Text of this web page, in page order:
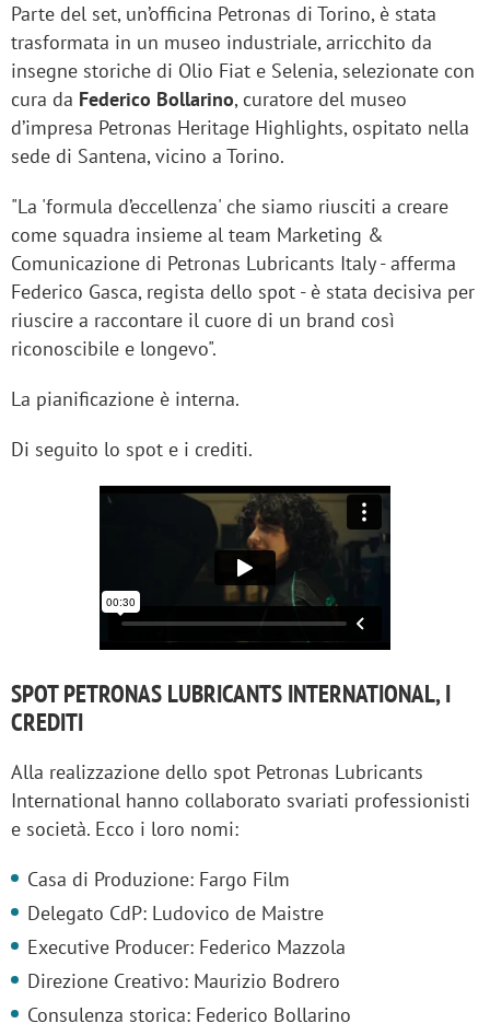
Parte del set, un’officina Petronas di Torino, è stata
trasformata in un museo industriale, arricchito da
insegne storiche di Olio Fiat e Selenia, selezionate con
cura da Federico Bollarino, curatore del museo
d’impresa Petronas Heritage Highlights, ospitato nella
sede di Santena, vicino a Torino.
"La 'formula d’eccellenza' che siamo riusciti a creare
come squadra insieme al team Marketing &
Comunicazione di Petronas Lubricants Italy - afferma
Federico Gasca, regista dello spot - è stata decisiva per
riuscire a raccontare il cuore di un brand così
riconoscibile e longevo".
La pianificazione è interna.
Di seguito lo spot e i crediti.
SPOT PETRONAS LUBRICANTS INTERNATIONAL, I
CREDITI
Alla realizzazione dello spot Petronas Lubricants
International hanno collaborato svariati professionisti
e società. Ecco i loro nomi:
Casa di Produzione: Fargo Film
Delegato CdP: Ludovico de Maistre
Executive Producer: Federico Mazzola
Direzione Creativo: Maurizio Bodrero
Consulenza storica: Federico Bollarino